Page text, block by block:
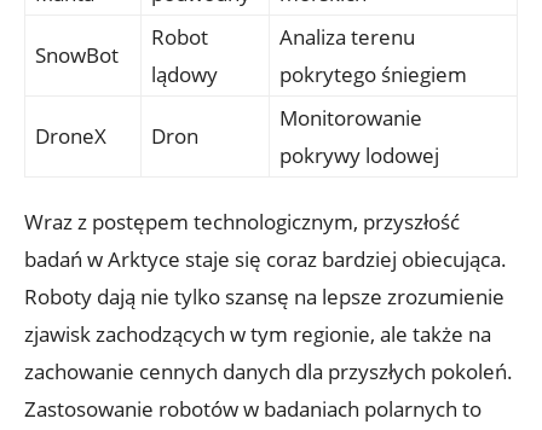
SnowBot
Robot
lądowy
Analiza​ terenu
pokrytego śniegiem
DroneX Dron
Monitorowanie
‌pokrywy lodowej
Wraz z postępem technologicznym, przyszłość
badań w Arktyce staje się coraz bardziej obiecująca.
Roboty dają nie tylko ‍szansę na lepsze ‍zrozumienie
zjawisk zachodzących w tym regionie, ale także ⁤na
zachowanie cennych danych dla przyszłych pokoleń.‌
Zastosowanie⁢ robotów w badaniach polarnych to